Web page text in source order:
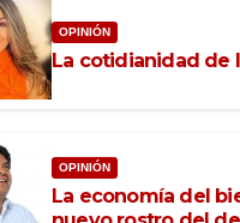
OPINIÓN
La cotidianidad de
OPINIÓN
La economía del